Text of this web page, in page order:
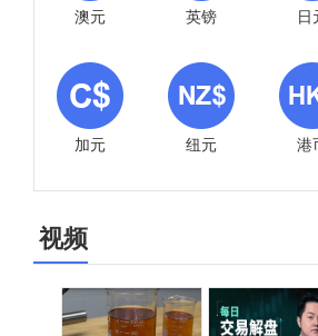
澳元 英镑 日
加元 纽元 港
视频